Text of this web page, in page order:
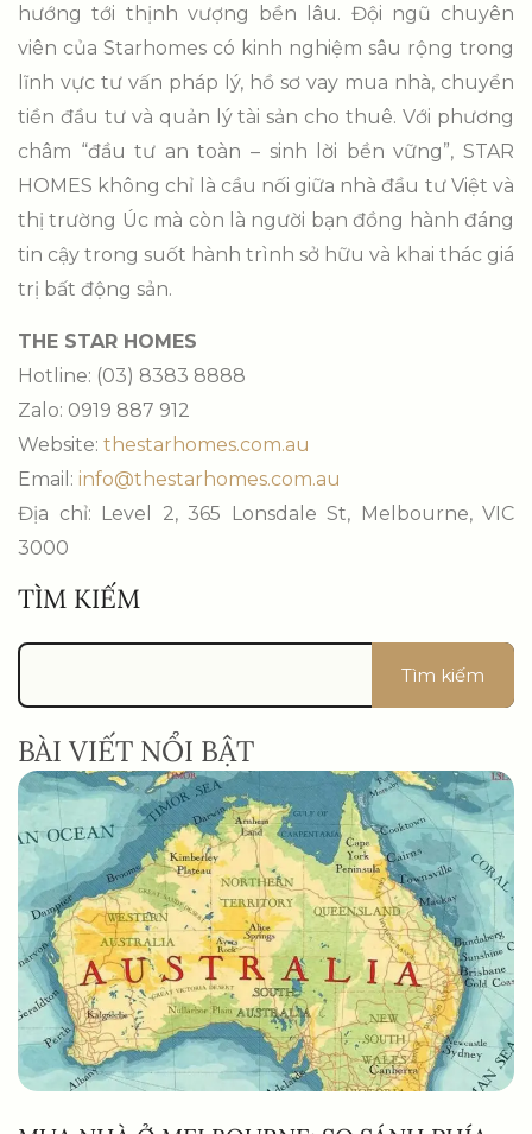
hướng tới thịnh vượng bền lâu. Đội ngũ chuyên
viên của Starhomes có kinh nghiệm sâu rộng trong
lĩnh vực tư vấn pháp lý, hồ sơ vay mua nhà, chuyển
tiền đầu tư và quản lý tài sản cho thuê. Với phương
châm “đầu tư an toàn – sinh lời bền vững”, STAR
HOMES không chỉ là cầu nối giữa nhà đầu tư Việt và
thị trường Úc mà còn là người bạn đồng hành đáng
tin cậy trong suốt hành trình sở hữu và khai thác giá
trị bất động sản.
THE STAR HOMES
Hotline: (03) 8383 8888
Zalo: 0919 887 912
Website: thestarhomes.com.au
Email: info@thestarhomes.com.au
Địa chỉ: Level 2, 365 Lonsdale St, Melbourne, VIC
3000
TÌM KIẾM
Tìm kiếm
BÀI VIẾT NỔI BẬT